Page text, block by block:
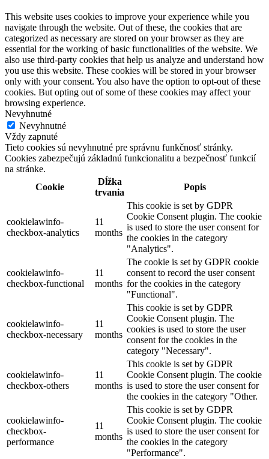
This website uses cookies to improve your experience while you
navigate through the website. Out of these, the cookies that are
categorized as necessary are stored on your browser as they are
essential for the working of basic functionalities of the website. We
also use third-party cookies that help us analyze and understand how
you use this website. These cookies will be stored in your browser
only with your consent. You also have the option to opt-out of these
cookies. But opting out of some of these cookies may affect your
browsing experience.
Nevyhnutné
Nevyhnutné
Vždy zapnuté
Tieto cookies sú nevyhnutné pre správnu funkčnosť stránky.
Cookies zabezpečujú základnú funkcionalitu a bezpečnosť funkcií
na stránke.
Cookie
Dĺžka
trvania
Popis
cookielawinfo-
checkbox-analytics
11
months
This cookie is set by GDPR
Cookie Consent plugin. The cookie
is used to store the user consent for
the cookies in the category
"Analytics".
cookielawinfo-
checkbox-functional
11
months
The cookie is set by GDPR cookie
consent to record the user consent
for the cookies in the category
"Functional".
cookielawinfo-
checkbox-necessary
11
months
This cookie is set by GDPR
Cookie Consent plugin. The
cookies is used to store the user
consent for the cookies in the
category "Necessary".
cookielawinfo-
checkbox-others
11
months
This cookie is set by GDPR
Cookie Consent plugin. The cookie
is used to store the user consent for
the cookies in the category "Other.
cookielawinfo-
checkbox-
performance
11
months
This cookie is set by GDPR
Cookie Consent plugin. The cookie
is used to store the user consent for
the cookies in the category
"Performance".